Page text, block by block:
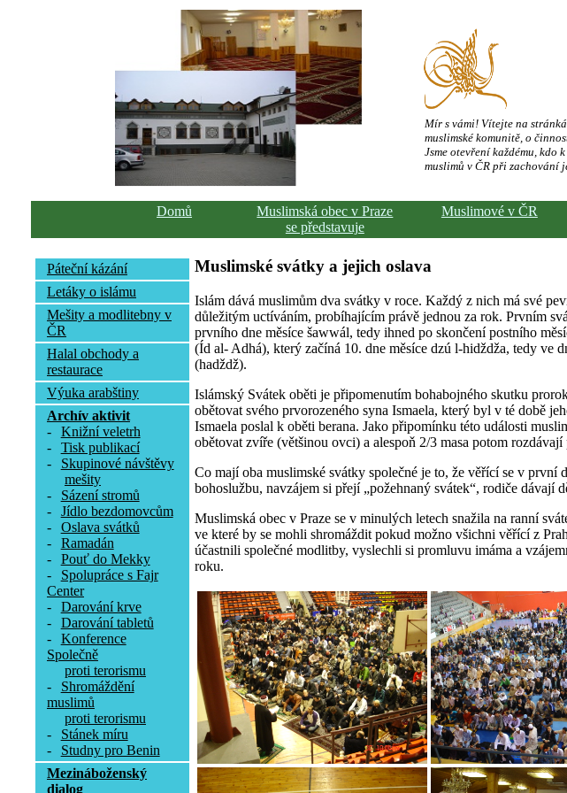
Mír s vámi! Vítejte na
muslimské komunitě, o
Jsme otevření každému, kdo
muslimů v ČR při zachování
Domů
Muslimská obec v Praze
se představuje
Muslimové v ČR
Páteční kázání
Letáky o islámu
Mešity a modlitebny v
ČR
Halal obchody a
restaurace
Výuka arabštiny
Archív aktivit
-
Knižní veletrh
-
Tisk publikací
-
Skupinové návštěvy
mešity
-
Sázení stromů
-
Jídlo bezdomovcům
-
Oslava svátků
-
Ramadán
-
Pouť do Mekky
-
Spolupráce s Fajr
Center
-
Darování krve
-
Darování tabletů
-
Konference
Společně
proti terorismu
-
Shromáždění
muslimů
proti terorismu
-
Stánek míru
-
Studny pro Benin
Mezináboženský
dialog
Muslimské svátky a jejich oslava
Islám dává muslimům dva svátky v roce. Každý z nich má své
důležitým uctíváním, probíhajícím právě jednou za rok. Prvním
prvního dne měsíce šawwál, tedy ihned po skončení postního
(Íd al- Adhá), který začíná 10. dne měsíce dzú l-hidždža, tedy
(hadždž).
Islámský Svátek oběti je připomenutím bohabojného skutku
obětovat svého prvorozeného syna Ismaela, který byl v té době
Ismaela poslal k oběti berana. Jako připomínku této události
obětovat zvíře (většinou ovci) a alespoň 2/3 masa potom
Co mají oba muslimské svátky společné je to, že věřící se v první
bohoslužbu, navzájem si přejí „požehnaný svátek“, rodiče dávají
Muslimská obec v Praze se v minulých letech snažila na ranní
ve které by se mohli shromáždit pokud možno všichni věřící z
účastnili společné modlitby, vyslechli si promluvu imáma a
roku.